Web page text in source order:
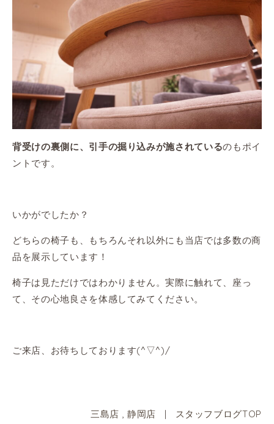
背受けの裏側に、引手の掘り込みが施されているのもポイ
ントです。
いかがでしたか？
どちらの椅子も、もちろんそれ以外にも当店では多数の商
品を展示しています！
椅子は見ただけではわかりません。実際に触れて、座っ
て、その心地良さを体感してみてください。
ご来店、お待ちしております(^▽^)/
三島店 , 静岡店 | スタッフブログTOP